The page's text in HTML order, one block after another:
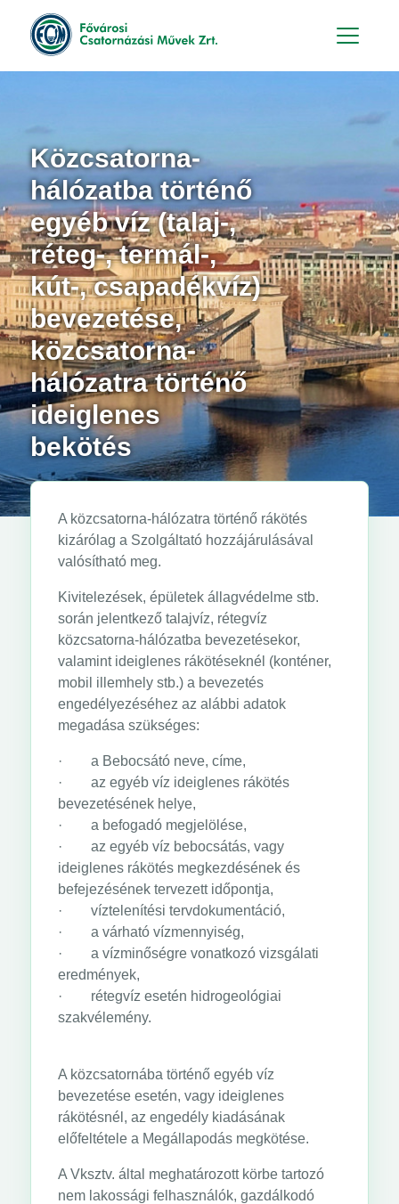
Közcsatorna-
hálózatba történő
egyéb víz (talaj-,
réteg-, termál-,
kút-, csapadékvíz)
bevezetése,
közcsatorna-
hálózatra történő
ideiglenes
bekötés
A közcsatorna-hálózatra történő rákötés
kizárólag a Szolgáltató hozzájárulásával
valósítható meg.
Kivitelezések, épületek állagvédelme stb.
során jelentkező talajvíz, rétegvíz
közcsatorna-hálózatba bevezetésekor,
valamint ideiglenes rákötéseknél (konténer,
mobil illemhely stb.) a bevezetés
engedélyezéséhez az alábbi adatok
megadása szükséges:
· a Bebocsátó neve, címe,
· az egyéb víz ideiglenes rákötés
bevezetésének helye,
· a befogadó megjelölése,
· az egyéb víz bebocsátás, vagy
ideiglenes rákötés megkezdésének és
befejezésének tervezett időpontja,
· víztelenítési tervdokumentáció,
· a várható vízmennyiség,
· a vízminőségre vonatkozó vizsgálati
eredmények,
· rétegvíz esetén hidrogeológiai
szakvélemény.
A közcsatornába történő egyéb víz
bevezetése esetén, vagy ideiglenes
rákötésnél, az engedély kiadásának
előfeltétele a Megállapodás megkötése.
A Vksztv. által meghatározott körbe tartozó
nem lakossági felhasználók, gazdálkodó